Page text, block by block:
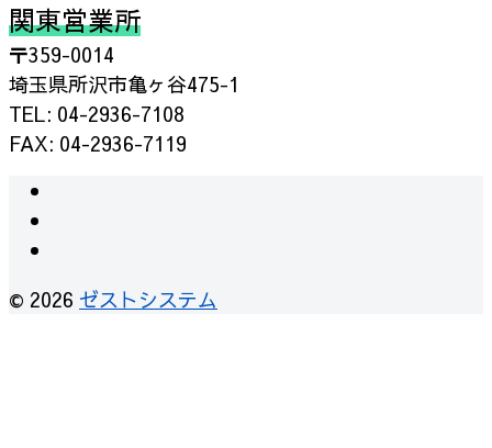
関東営業所
〒359-0014
埼玉県所沢市亀ヶ谷475-1
TEL: 04-2936-7108
FAX: 04-2936-7119
© 2026 ゼストシステム